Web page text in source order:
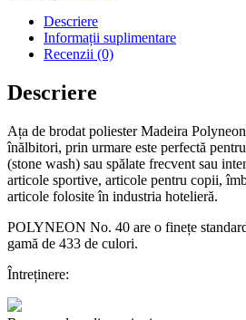
Descriere
Informații suplimentare
Recenzii (0)
Descriere
Ața de brodat poliester Madeira
înălbitori, prin urmare este perfectă
(stone wash) sau spălate frecvent sau
articole sportive, articole pentru copii,
articole folosite în industria hotelieră.
POLYNEON No. 40 are o finețe
gamă de 433 de culori.
Întreținere: